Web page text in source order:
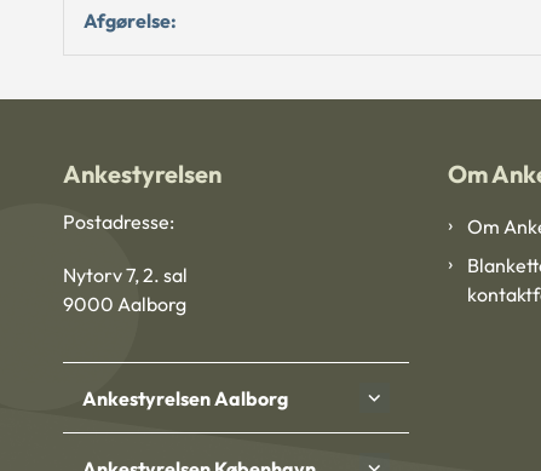
Afgørelse:
Ankestyrelsen
Postadresse:
Nytorv 7, 2. sal
9000 Aalborg
Ankestyrelsen Aalborg
Om
Om